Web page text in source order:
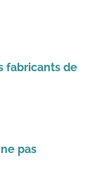
fabricants de
pas